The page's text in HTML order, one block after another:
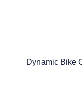
Dynamic Bike